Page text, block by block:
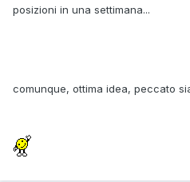
posizioni in una settimana...
comunque, ottima idea, peccato